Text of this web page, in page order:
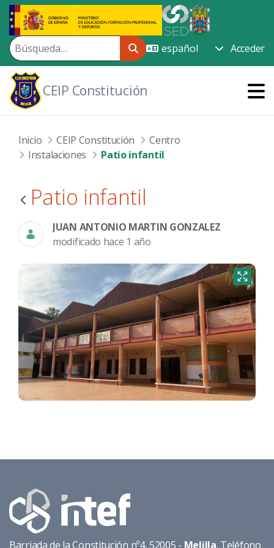
Saltar al contenido principal
Acceder
CEIP Constitución
Inicio CEIP Constitución
Centro
Instalaciones
Patio infantil
Patio infantil
JUAN ANTONIO MARTIN GONZALEZ
modificado hace 1 año
Barriada de la Constitución nº4, 52005 - Melilla. Teléfono